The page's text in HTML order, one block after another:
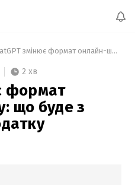
ChatGPT змінює формат онлайн-шопінгу: що буде з покупками в додатку
2 хв
формат
що буде з